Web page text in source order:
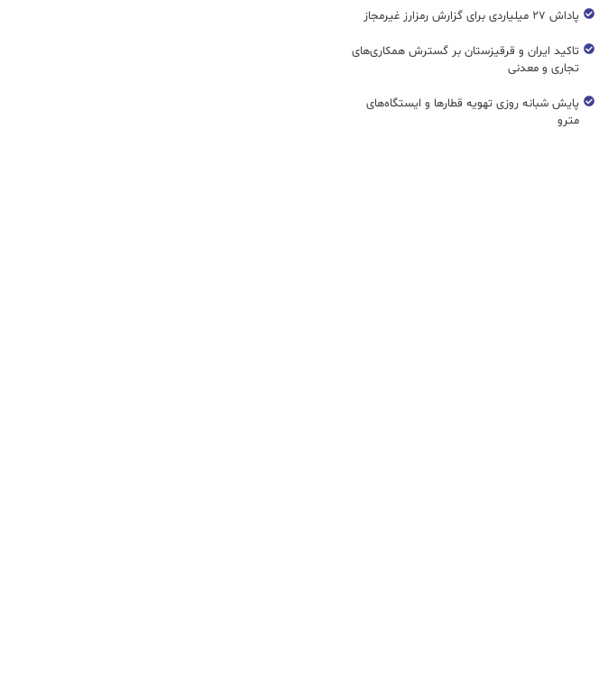
پاداش ۲۷ میلیاردی برای گزارش رمزارز غیرمجاز
تاکید ایران و قرقیزستان بر گسترش همکاری‌های
تجاری و معدنی
پایش شبانه روزی تهویه قطار‌ها و ایستگاه‌های
مترو